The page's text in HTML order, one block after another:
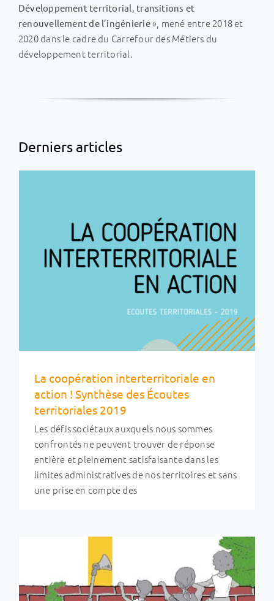
Développement territorial, transitions et
renouvellement de l’ingénierie », mené entre 2018 et
2020 dans le cadre du Carrefour des Métiers du
développement territorial.
Derniers articles
territoriales 2019
La coopération interterritoriale en
action ! Synthèse des Écoutes
territoriales 2019
Les défis sociétaux auxquels nous sommes
confrontés ne peuvent trouver de réponse
entière et pleinement satisfaisante dans les
limites administratives de nos territoires et sans
une prise en compte des
Journées des territoires 2019
Evénements & RDV des réseaux Ingénierie et métiers